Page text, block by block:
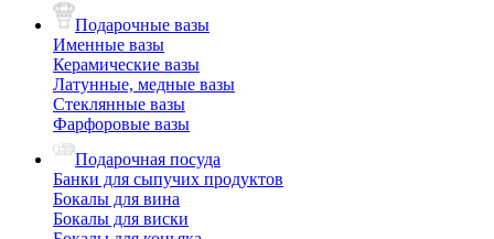
Подарочные вазы
Именные вазы
Керамические вазы
Латунные, медные вазы
Стеклянные вазы
Фарфоровые вазы
Подарочная посуда
Банки для сыпучих продуктов
Бокалы для вина
Бокалы для виски